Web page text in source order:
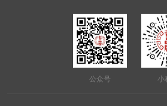
公众号 小